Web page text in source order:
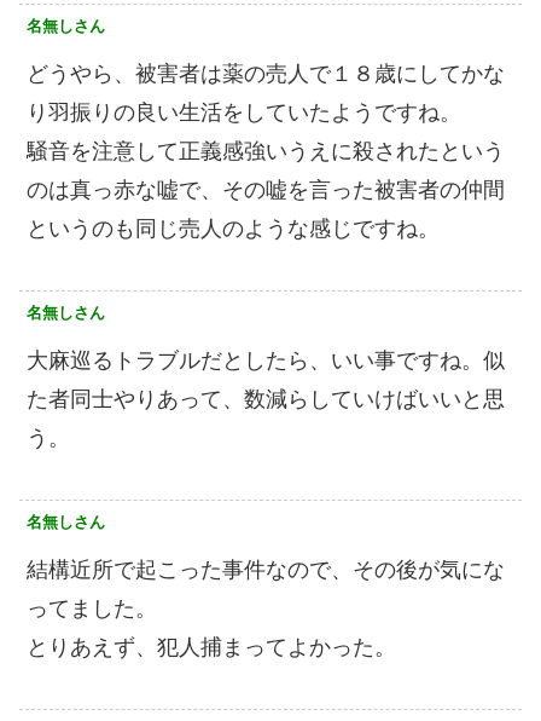
名無しさん
どうやら、被害者は薬の売人で１８歳にしてかな
り羽振りの良い生活をしていたようですね。
騒音を注意して正義感強いうえに殺されたという
のは真っ赤な嘘で、その嘘を言った被害者の仲間
というのも同じ売人のような感じですね。
名無しさん
大麻巡るトラブルだとしたら、いい事ですね。似
た者同士やりあって、数減らしていけばいいと思
う。
名無しさん
結構近所で起こった事件なので、その後が気にな
ってました。
とりあえず、犯人捕まってよかった。